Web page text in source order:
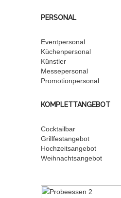
PERSONAL
Eventpersonal
Küchenpersonal
Künstler
Messepersonal
Promotionpersonal
KOMPLETTANGEBOT
Cocktailbar
Grillfestangebot
Hochzeitsangebot
Weihnachtsangebot